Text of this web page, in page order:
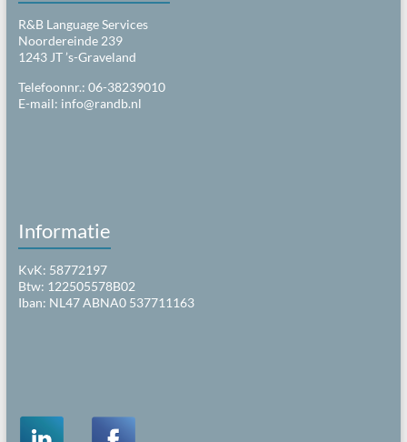
R&B Language Services
Noordereinde 239
1243 JT ’s-Graveland
Telefoonnr.: 06-38239010
E-mail: info@randb.nl
Informatie
KvK: 58772197
Btw: 122505578B02
Iban: NL47 ABNA0 537711163